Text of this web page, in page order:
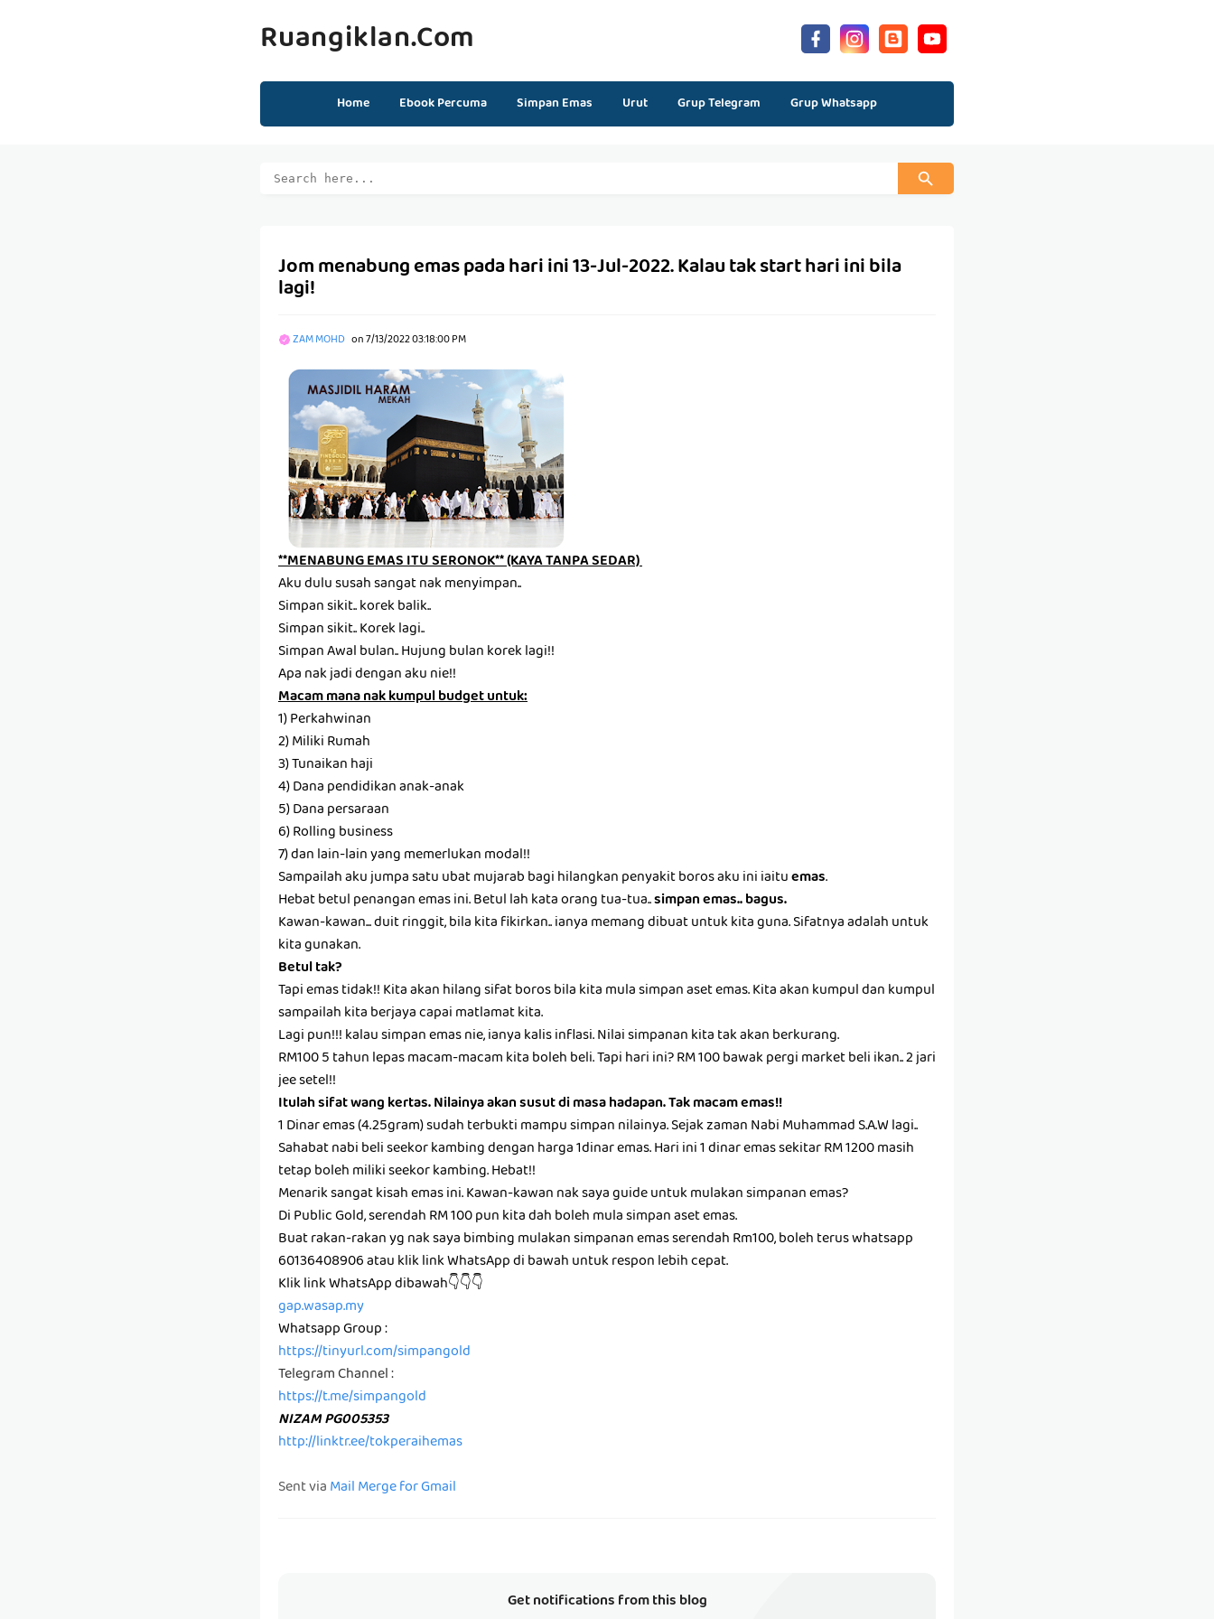
Ruangiklan.com
Home Ebook Percuma Simpan Emas Urut Grup Telegram Grup Whatsapp
Jom menabung emas pada hari ini 13-Jul-2022. Kalau tak start hari ini bila
lagi!
ZAM MOHD on7/13/2022 03:18:00 PM
**MENABUNG EMAS ITU SERONOK** (KAYA TANPA SEDAR)
Aku dulu susah sangat nak menyimpan..
Simpan sikit.. korek balik..
Simpan sikit.. Korek lagi..
Simpan Awal bulan.. Hujung bulan korek lagi!!
Apa nak jadi dengan aku nie!!
Macam mana nak kumpul budget untuk:
1) Perkahwinan
2) Miliki Rumah
3) Tunaikan haji
4) Dana pendidikan anak-anak
5) Dana persaraan
6) Rolling business
7) dan lain-lain yang memerlukan modal!!
Sampailah aku jumpa satu ubat mujarab bagi hilangkan penyakit boros aku ini iaituemas.
Hebat betul penangan emas ini. Betul lah kata orang tua-tua..simpan emas.. bagus.
Kawan-kawan... duit ringgit, bila kita fikirkan.. ianya memang dibuat untuk kita guna. Sifatnya adalah untuk
kita gunakan.
Betul tak?
Tapi emas tidak!! Kita akan hilang sifat boros bila kita mula simpan aset emas. Kita akan kumpul dan kumpul
sampailah kita berjaya capai matlamat kita.
Lagi pun!!! kalau simpan emas nie, ianya kalis inflasi. Nilai simpanan kita tak akan berkurang.
RM100 5 tahun lepas macam-macam kita boleh beli. Tapi hari ini? RM 100 bawak pergi market beli ikan.. 2 jari
jee setel!!
Itulah sifat wang kertas. Nilainya akan susut di masa hadapan. Tak macam emas!!
1 Dinar emas (4.25gram) sudah terbukti mampu simpan nilainya. Sejak zaman Nabi Muhammad S.A.W lagi..
Sahabat nabi beli seekor kambing dengan harga 1dinar emas. Hari ini 1 dinar emas sekitar RM 1200 masih
tetap boleh miliki seekor kambing. Hebat!!
Menarik sangat kisah emas ini. Kawan-kawan nak saya guide untuk mulakan simpanan emas?
Di Public Gold, serendah RM 100 pun kita dah boleh mula simpan aset emas.
Buat rakan-rakan yg nak saya bimbing mulakan simpanan emas serendah Rm100, boleh terus whatsapp
60136408906 atau klik link WhatsApp di bawah untuk respon lebih cepat.
Klik link WhatsApp dibawah👇👇👇
gap.wasap.my
Whatsapp Group :
https://tinyurl.com/simpangold
Telegram Channel :
https://t.me/simpangold
NIZAM PG005353
http://linktr.ee/tokperaihemas
Sent viaMail Merge for Gmail
Get notifications from this blog